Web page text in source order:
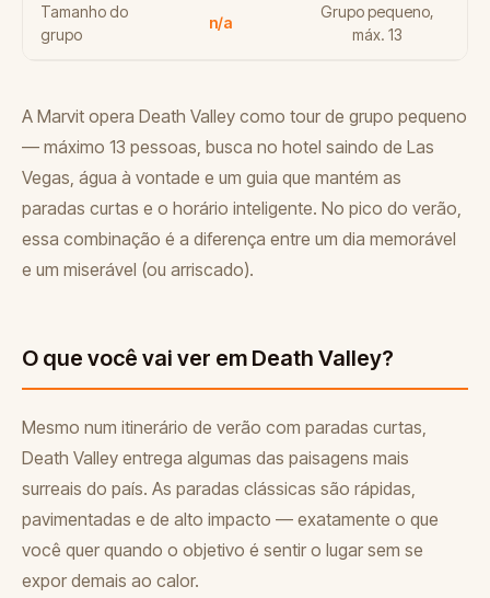
Tamanho do
grupo
n/a
Grupo pequeno,
máx. 13
A Marvit opera Death Valley como tour de grupo pequeno
— máximo 13 pessoas, busca no hotel saindo de Las
Vegas, água à vontade e um guia que mantém as
paradas curtas e o horário inteligente. No pico do verão,
essa combinação é a diferença entre um dia memorável
e um miserável (ou arriscado).
O que você vai ver em Death Valley?
Mesmo num itinerário de verão com paradas curtas,
Death Valley entrega algumas das paisagens mais
surreais do país. As paradas clássicas são rápidas,
pavimentadas e de alto impacto — exatamente o que
você quer quando o objetivo é sentir o lugar sem se
expor demais ao calor.